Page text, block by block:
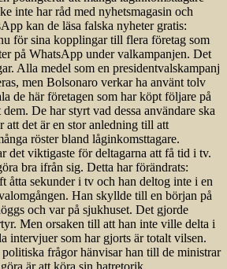
inte har råd med nyhetsmagasin och
kan de läsa falska nyheter gratis:
för sina kopplingar till flera företag som
på WhatsApp under valkampanjen. Det
Alla medel som en presidentvalskampanj
men Bolsonaro verkar ha använt tolv
de här företagen som har köpt följare på
De har styrt vad dessa användare ska
att det är en stor anledning till att
röster bland låginkomsttagare.
det viktigaste för deltagarna att få tid i tv.
bra ifrån sig. Detta har förändrats:
åtta sekunder i tv och han deltog inte i en
Han skyllde till en början på
och var på sjukhuset. Det gjorde
Men orsaken till att han inte ville delta i
intervjuer som har gjorts är totalt vilsen.
politiska frågor hänvisar han till de ministrar